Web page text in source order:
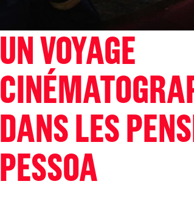
UN VOYAGE
DANS LES
PESSOA